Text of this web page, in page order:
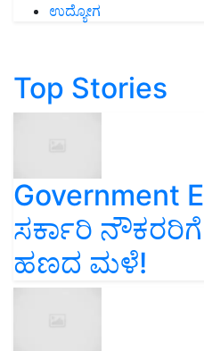
ಉದ್ಯೋಗ
Top Stories
Government
ಸರ್ಕಾರಿ
ಹಣದ ಮಳೆ!